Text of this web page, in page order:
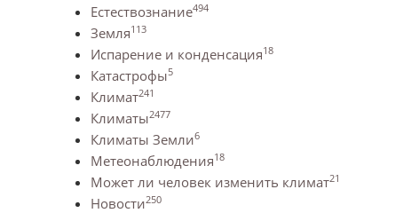
Естествознание494
Земля113
Испарение и конденсация18
Катастрофы5
Климат241
Климаты2477
Климаты Земли6
Метеонаблюдения18
Может ли человек изменить климат21
Новости250